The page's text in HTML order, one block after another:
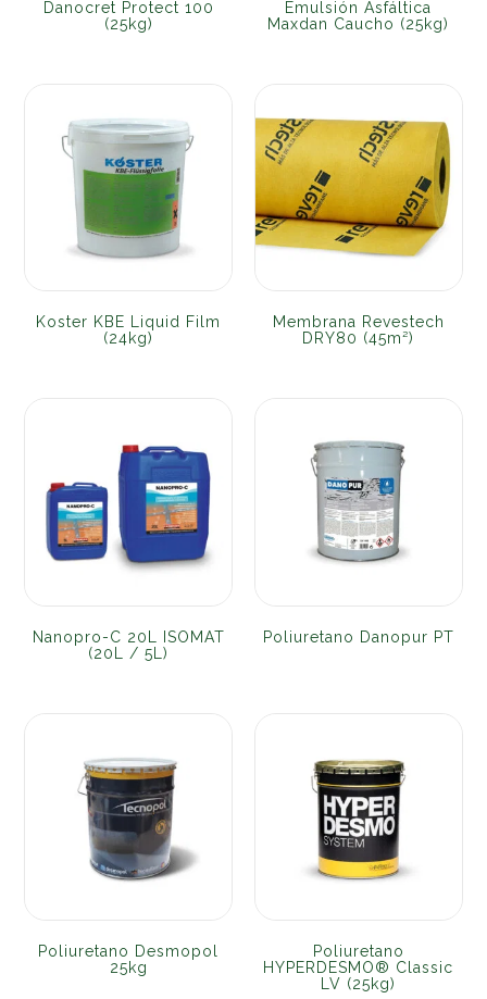
Danocret Protect 100
(25kg)
Emulsión Asfáltica
Maxdan Caucho (25kg)
Koster KBE Liquid Film
(24kg)
Membrana Revestech
DRY80 (45m²)
Nanopro-C 20L ISOMAT
(20L / 5L)
Poliuretano Danopur PT
Poliuretano Desmopol
25kg
Poliuretano
HYPERDESMO® Classic
LV (25kg)